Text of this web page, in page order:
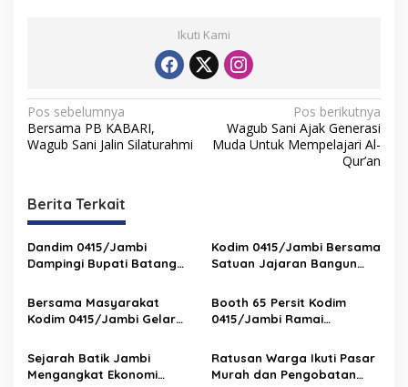
Ikuti Kami
N
a
i
g
a
s
i
p
s
Pos sebelumnya
Bersama PB KABARI,
Wagub Sani Jalin Silaturahmi
Pos berikutnya
Wagub Sani Ajak Generasi
Muda Untuk Mempelajari Al-
Qur’an
Berita Terkait
Dandim 0415/Jambi
Dampingi Bupati Batang
Bailey, Wujud Nyata TNI
Hadir Untuk Rakyat
Kodim 0415/Jambi Bersama
Satuan Jajaran Bangun
Akses Penghubung Dua
Kecamatan di Batang Hari
Bersama Masyarakat
Kodim 0415/Jambi Gelar
Booth 65 Persit Kodim
0415/Jambi Ramai
Tampil Memukau
Sejarah Batik Jambi
Mengangkat Ekonomi
Ratusan Warga Ikuti Pasar
Murah dan Pengobatan